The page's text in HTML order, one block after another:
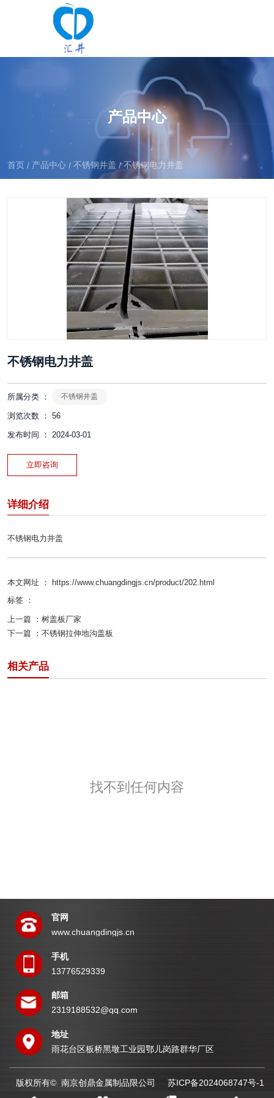
产品中心
首页 / 产品中心 / 不锈钢井盖 /不锈钢电力井盖
不锈钢电力井盖
所属分类 ： 不锈钢井盖
浏览次数 ： 56
发布时间 ： 2024-03-01
立即咨询
详细介绍
不锈钢电力井盖
本文网址 ： https://www.chuangdingjs.cn/product/202.html
标签 ：
上一篇 ： 树盖板厂家
下一篇 ： 不锈钢拉伸地沟盖板
相关产品
找不到任何内容
官网
www.chuangdingjs.cn
手机
13776529339
邮箱
2319188532@qq.com
地址
雨花台区板桥黑墩工业园鄂儿岗路群华厂区
版权所有© 南京创鼎金属制品限公司 苏ICP备2024068747号-1